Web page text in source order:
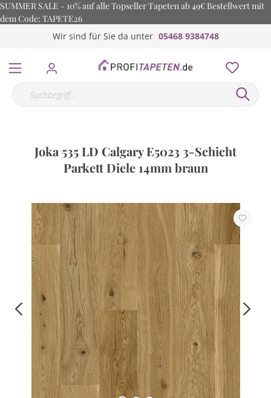
SUMMER SALE - 10% auf alle Topseller Tapeten ab 49€ Bestellwert mit
dem Code: TAPETE26
Wir sind für Sie da unter 05468 9384748
Joka 535 LD Calgary E5023 3-Schicht
Parkett Diele 14mm braun